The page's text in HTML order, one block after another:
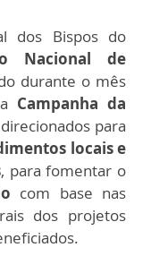
dos Bispos do
Nacional de
durante o mês
Campanha da
para
locais e
, para fomentar o
com base nas
dos projetos